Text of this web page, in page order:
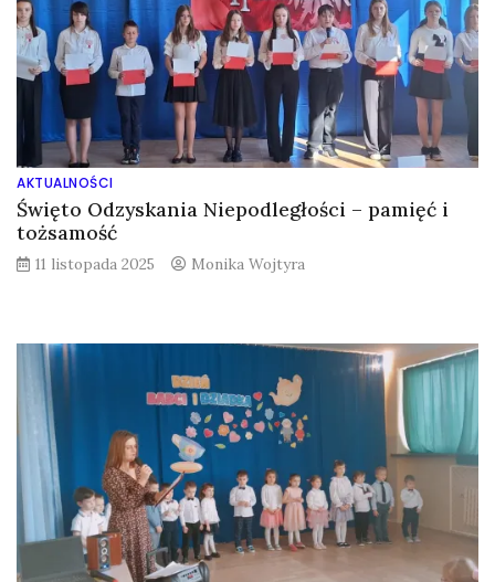
AKTUALNOŚCI
Święto Odzyskania Niepodległości – pamięć i
tożsamość
11 listopada 2025 Monika Wojtyra